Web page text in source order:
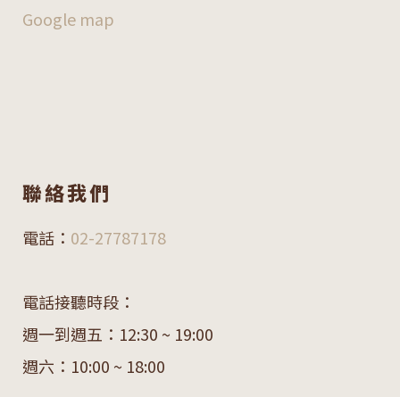
Google map
聯絡我們
電話： 02-27787178
電話接聽時段：
週一到週五：12:30 ~ 19:00
週六：10:00 ~ 18:00